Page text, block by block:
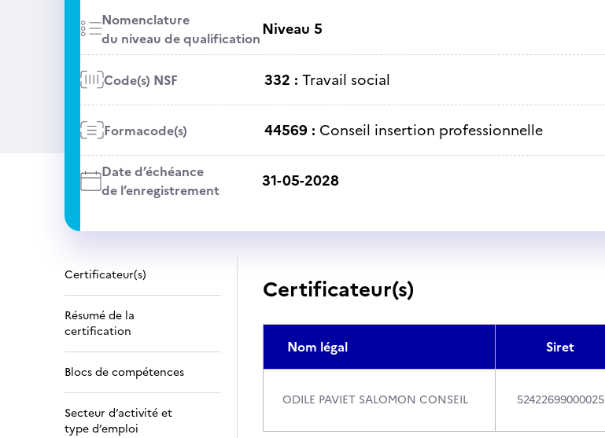
Nomenclature
du niveau de qualificationNiveau 5
Code(s) NSF 332 : Travail social
Formacode(s) 44569 : Conseil insertion professionnelle
Date d’échéance
de l’enregistrement
31-05-2028
Certificateur(s)
Résumé de la
certification
Blocs de compétences
Secteur d’activité et
type d’emploi
Certificateur(s)
Nom légal Siret
ODILE PAVIET SALOMON CONSEIL 52422699000025